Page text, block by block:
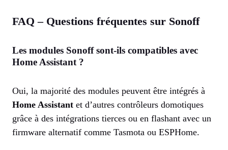
FAQ – Questions fréquentes sur Sonoff
Les modules Sonoff sont-ils compatibles avec
Home Assistant ?
Oui, la majorité des modules peuvent être intégrés à
Home Assistant et d’autres contrôleurs domotiques
grâce à des intégrations tierces ou en flashant avec un
firmware alternatif comme Tasmota ou ESPHome.